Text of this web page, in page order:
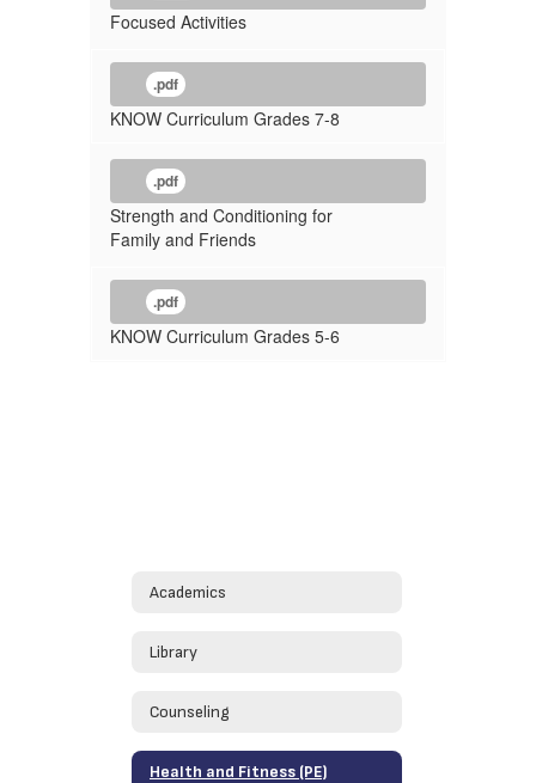
Focused Activities
.pdf
KNOW Curriculum Grades 7-8
.pdf
Strength and Conditioning for
Family and Friends
.pdf
KNOW Curriculum Grades 5-6
Academics
Library
Counseling
Health and Fitness (PE)